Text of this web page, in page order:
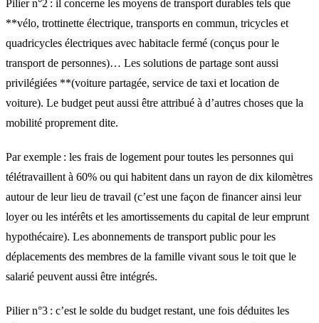
Pilier n°2 : il concerne les moyens de transport durables tels que
**vélo, trottinette électrique, transports en commun, tricycles et
quadricycles électriques avec habitacle fermé (conçus pour le
transport de personnes)… Les solutions de partage sont aussi
privilégiées **(voiture partagée, service de taxi et location de
voiture). Le budget peut aussi être attribué à d’autres choses que la
mobilité proprement dite.
Par exemple : les frais de logement pour toutes les personnes qui
télétravaillent à 60% ou qui habitent dans un rayon de dix kilomètres
autour de leur lieu de travail (c’est une façon de financer ainsi leur
loyer ou les intérêts et les amortissements du capital de leur emprunt
hypothécaire). Les abonnements de transport public pour les
déplacements des membres de la famille vivant sous le toit que le
salarié peuvent aussi être intégrés.
Pilier n°3 : c’est le solde du budget restant, une fois déduites les